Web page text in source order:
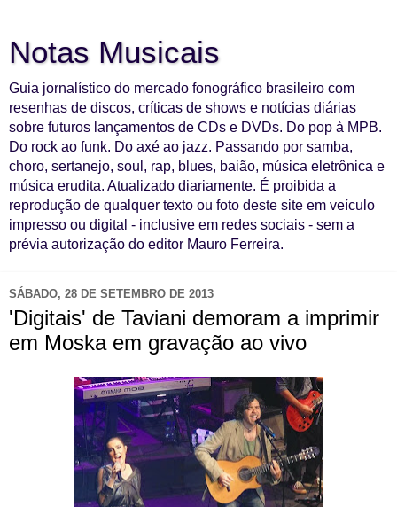
Notas Musicais
Guia jornalístico do mercado fonográfico brasileiro com
resenhas de discos, críticas de shows e notícias diárias
sobre futuros lançamentos de CDs e DVDs. Do pop à MPB.
Do rock ao funk. Do axé ao jazz. Passando por samba,
choro, sertanejo, soul, rap, blues, baião, música eletrônica e
música erudita. Atualizado diariamente. É proibida a
reprodução de qualquer texto ou foto deste site em veículo
impresso ou digital - inclusive em redes sociais - sem a
prévia autorização do editor Mauro Ferreira.
SÁBADO, 28 DE SETEMBRO DE 2013
'Digitais' de Taviani demoram a imprimir
em Moska em gravação ao vivo